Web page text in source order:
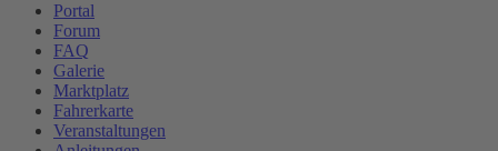
Portal
Forum
FAQ
Galerie
Marktplatz
Fahrerkarte
Veranstaltungen